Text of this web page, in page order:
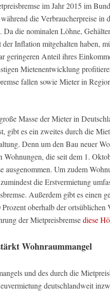
im Jahr 2015 im
die Verbraucherpreise in
Da die nominalen Löhne,
Inflation mitgehalten haben,
geringeren Anteil ihres
Mietenentwicklung
fallen sowie Mieter in
Masse der Mieter in
gibt es ein zweites durch die
Denn um den Bau neuer
Wohnungen, die seit dem 1.
ausgenommen. Um zudem
die Erstvermietung
Außerdem gibt es einen
oberhalb der ortsüblichen
der Mietpreisbremsediese
Wohnraummangel
und des durch die
deutschlandweit